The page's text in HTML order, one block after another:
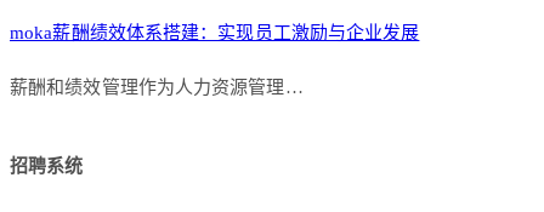
moka薪酬绩效体系搭建：实现员工激励与企业发展
薪酬和绩效管理作为人力资源管理…
招聘系统